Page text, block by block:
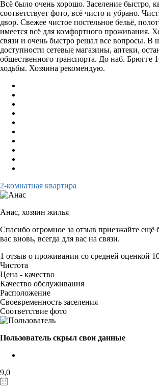
Всё было очень хорошо. Заселение быстро,
соответствует фото, всё чисто и убрано.
двор. Свежее чистое постельное бельё,
имеется всё для комфортного проживания.
связи и очень быстро решал все вопросы. В
доступности сетевые магазины, аптеки,
общественного транспорта. До наб. Брюгге
ходьбы. Хозяина рекомендую.
2-комнатная квартира
Анас, хозяин жилья
Спасибо огромное за отзыв приезжайте ещё
вас вновь, всегда для вас на связи.
1 отзыв о проживании со средней оценкой
Чистота
Цена - качество
Качество обслуживания
Расположение
Своевременность заселения
Соответствие фото
Пользователь скрыл свои данные
9,0